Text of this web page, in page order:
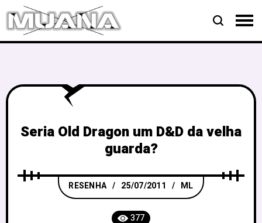
Seria Old Dragon um D&D da velha
guarda?
RESENHA 25/07/2011 ML
377